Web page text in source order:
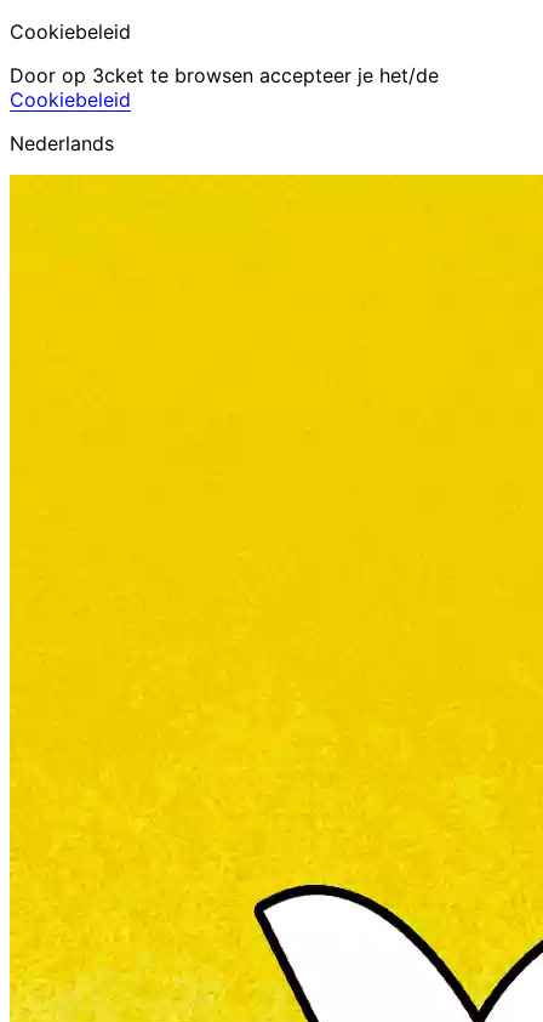
Cookiebeleid
Door op 3cket te browsen accepteer je het/de
Cookiebeleid
Nederlands